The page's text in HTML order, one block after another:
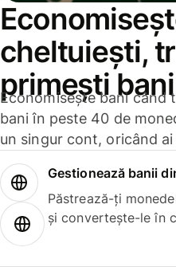
cheltuiești,
primești bani
Economisește bani când
bani în peste 40 de
un singur cont, oricând ai
Gestionează banii
Păstrează-ți
și convertește-le în